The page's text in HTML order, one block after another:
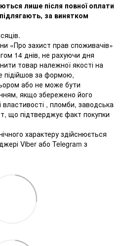
лише після повної оплати
за винятком
«Про захист прав споживачів»
14 днів, не рахуючи дня
товар належної якості на
підійшов за формою,
або не може бути
якщо збережено його
, пломби, заводська
що підтверджує факт покупки
характеру здійснюється
Viber або Telegram з